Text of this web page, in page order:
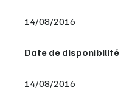
14/08/2016
Date de disponibilité
14/08/2016